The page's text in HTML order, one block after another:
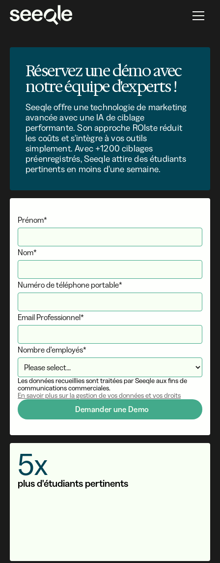
Réservez une démo avec
notre équipe d'experts !
Seeqle offre une technologie de marketing
avancée avec une IA de ciblage
performante. Son approche ROIste réduit
les coûts et s'intègre à vos outils
simplement. Avec +1200 ciblages
préenregistrés, Seeqle attire des étudiants
pertinents en moins d'une semaine.
5x
plus d'étudiants pertinents
Prénom*
Nom*
Numéro de téléphone portable*
Email Professionnel*
Nombre d'employés*
Les données recueillies sont traitées par Seeqle aux fins de
communications commerciales.
En savoir plus sur la gestion de vos données et vos droits
Demander une Demo